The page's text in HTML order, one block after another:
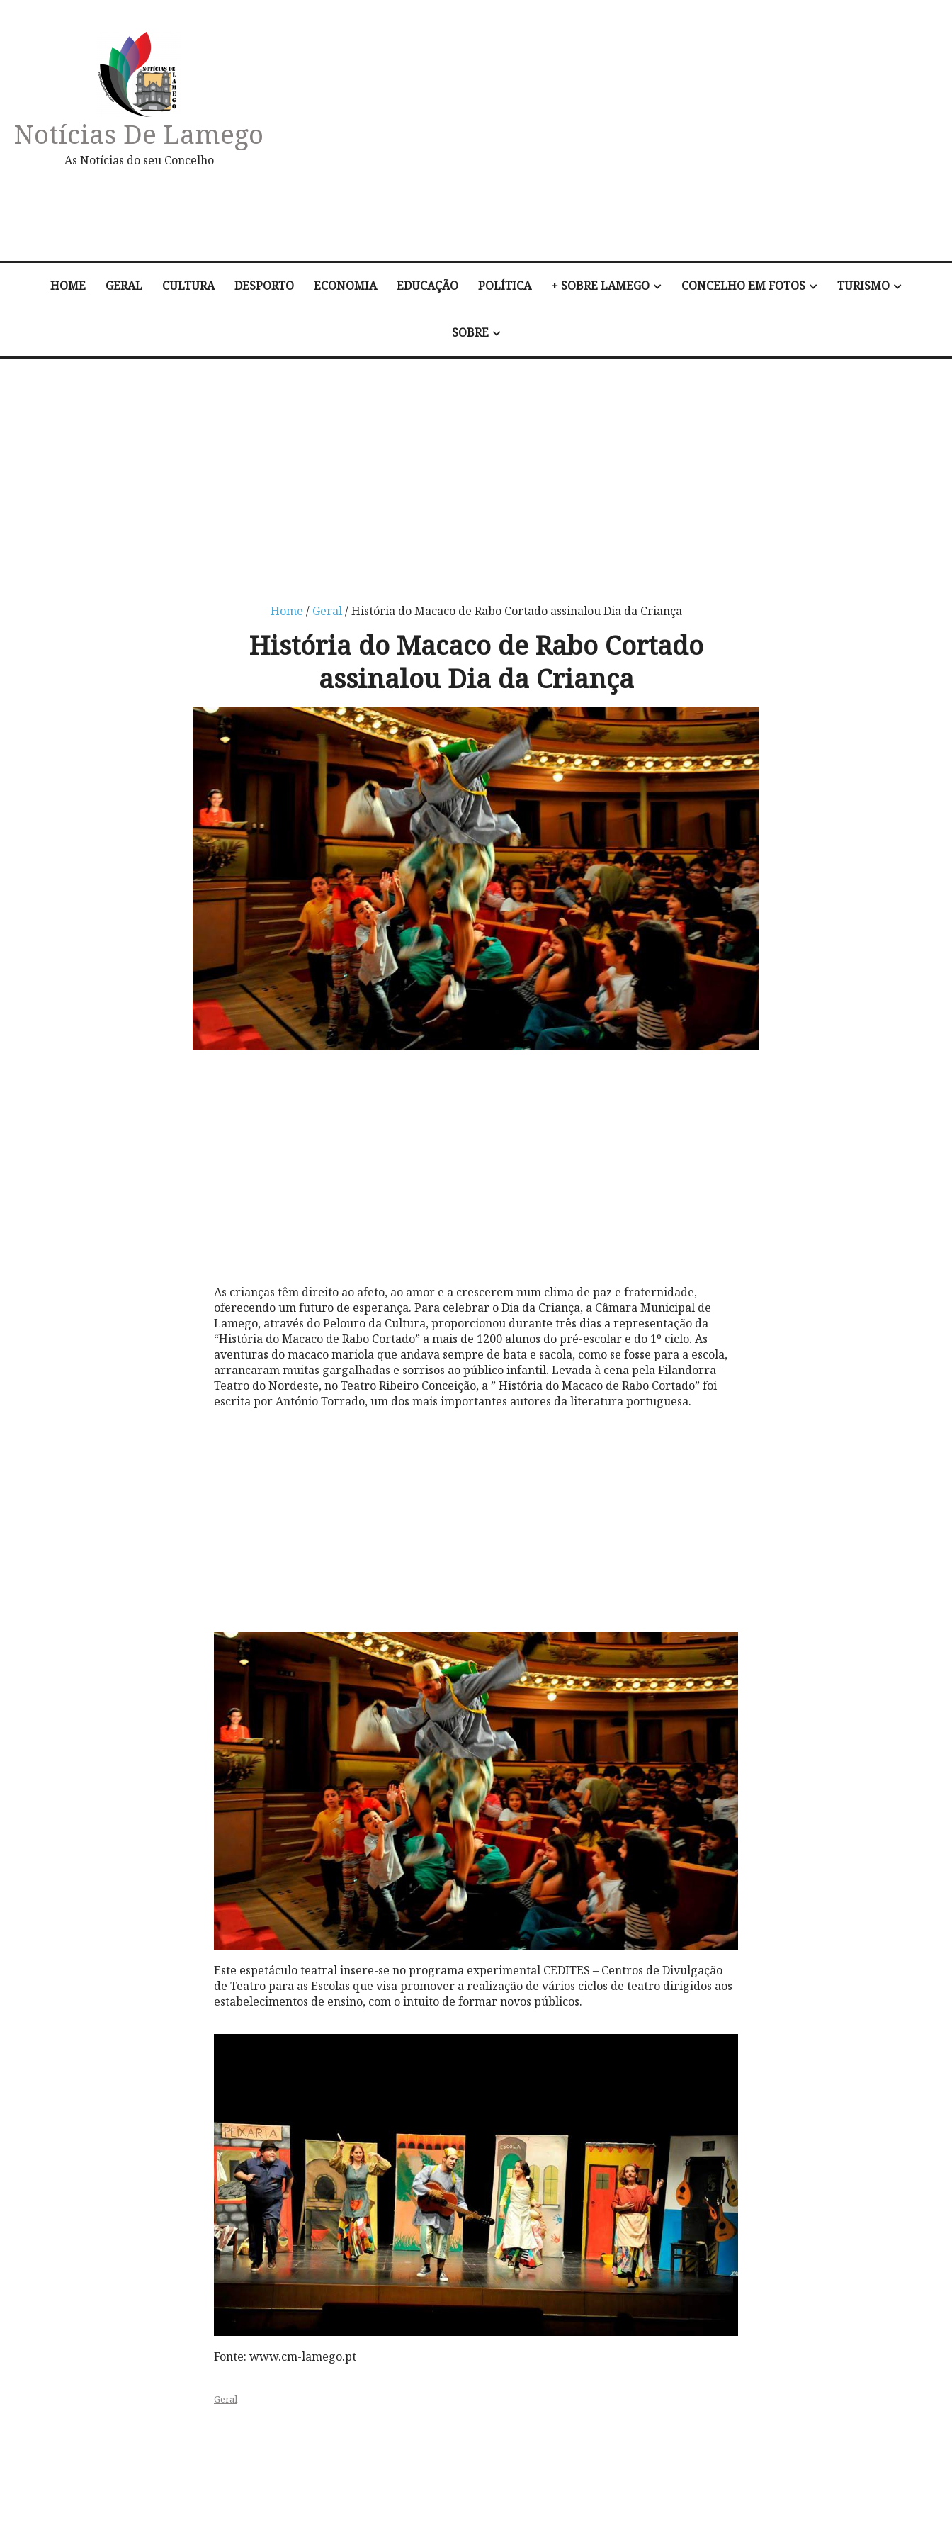
Notícias De Lamego
As Notícias do seu Concelho
HOME GERAL CULTURA DESPORTO ECONOMIA EDUCAÇÃO POLÍTICA + SOBRE LAMEGO CONCELHO EM FOTOS TURISMO
SOBRE
Home / Geral/ História do Macaco de Rabo Cortado assinalou Dia da Criança
História do Macaco de Rabo Cortado
assinalou Dia da Criança
As crianças têm direito ao afeto, ao amor e a crescerem num clima de paz e fraternidade,
oferecendo um futuro de esperança. Para celebrar o Dia da Criança, a Câmara Municipal de
Lamego, através do Pelouro da Cultura, proporcionou durante três dias a representação da
“História do Macaco de Rabo Cortado” a mais de 1200 alunos do pré-escolar e do 1º ciclo. As
aventuras do macaco mariola que andava sempre de bata e sacola, como se fosse para a escola,
arrancaram muitas gargalhadas e sorrisos ao público infantil. Levada à cena pela Filandorra –
Teatro do Nordeste, no Teatro Ribeiro Conceição, a ” História do Macaco de Rabo Cortado” foi
escrita por António Torrado, um dos mais importantes autores da literatura portuguesa.
Este espetáculo teatral insere-se no programa experimental CEDITES – Centros de Divulgação
de Teatro para as Escolas que visa promover a realização de vários ciclos de teatro dirigidos aos
estabelecimentos de ensino, com o intuito de formar novos públicos.
Fonte: www.cm-lamego.pt
Geral